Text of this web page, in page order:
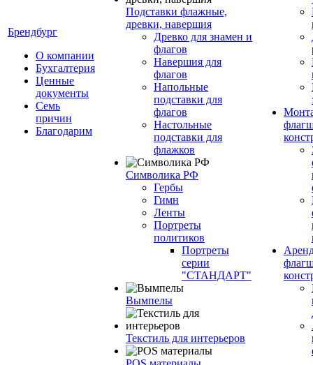
Брендбург
О компании
Бухгалтерия
Ценные
документы
Семь
причин
Благодарим
Подставки флажные,
древки, навершия
Древко для знамен и
флагов
Навершия для
флагов
Напольные
подставки для
флагов
Настольные
подставки для
флажков
Символика РФ
Гербы
Гимн
Ленты
Портреты
политиков
Портреты
серии
"СТАНДАРТ"
Вымпелы
Текстиль для интерьеров